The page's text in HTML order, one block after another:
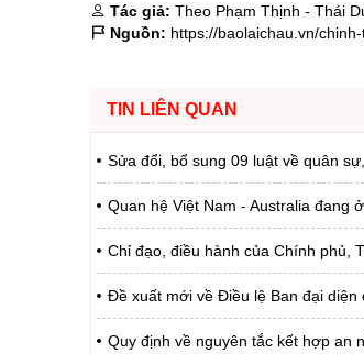
Tác giả: Theo Phạm Thịnh - Thái
Nguồn: https://baolaichau.vn/
TIN LIÊN QUAN
Sửa đổi, bổ sung 09 luật về quân
Quan hệ Việt Nam - Australia đang
Chỉ đạo, điều hành của Chính phủ,
Đề xuất mới về Điều lệ Ban đại diện
Quy định về nguyên tắc kết hợp an